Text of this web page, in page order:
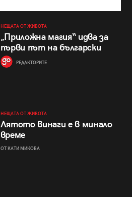
НЕЩАТА ОТ ЖИВОТА
„Приложна магия“ идва за
първи път на български
РЕДАКТОРИТЕ
НЕЩАТА ОТ ЖИВОТА
Лятото винаги е в минало
време
ОТ КАТИ МИКОВА